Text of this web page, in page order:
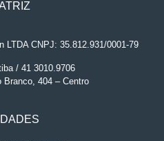
LTDA CNPJ: 35.812.931/0001-79
/ 41 3010.9706
Branco, 404 – Centro